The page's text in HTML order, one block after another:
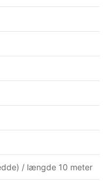
/ længde 10 meter